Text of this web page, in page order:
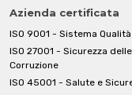
Azienda certificata
ISO 9001 - Sistema
ISO 27001 - Sicurezza
Corruzione
ISO 45001 - Salute e